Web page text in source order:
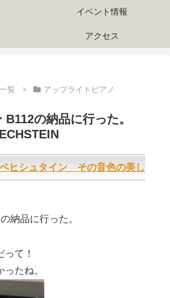
イベント情報
アクセス
覧 アップライトピアノ
B112の納品に行った。
ベヒシュタイン その音色の美し
納品に行った。
て！
たね。